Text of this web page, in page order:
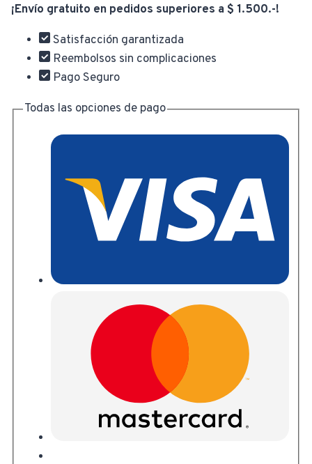
¡Envío gratuito en pedidos superiores a $ 1.500.-!
Satisfacción garantizada
Reembolsos sin complicaciones
Pago Seguro
Todas las opciones de pago